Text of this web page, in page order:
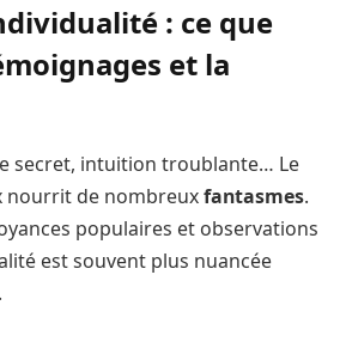
: ce que
et la
secret, intuition troublante… Le
nourrit de nombreuxfantasmes.
populaires et observations
est souvent plus nuancée